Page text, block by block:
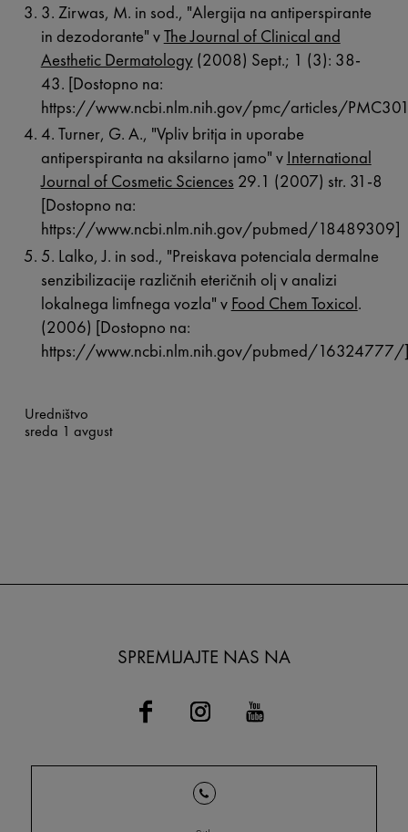
3. Zirwas, M. in sod., "Alergija na antiperspirante
in dezodorante" vThe Journal of Clinical and
Aesthetic Dermatology(2008) Sept.; 1 (3): 38-
43. [Dostopno na:
https://www.ncbi.nlm.nih.gov/pmc/articles/
4. Turner, G. A., "Vpliv britja in uporabe
antiperspiranta na aksilarno jamo" v International
Journal of Cosmetic Sciences 29.1 (2007) str. 31-8
[Dostopno na:
https://www.ncbi.nlm.nih.gov/pubmed/18489309]
5. Lalko, J. in sod., "Preiskava potenciala dermalne
senzibilizacije različnih eteričnih olj v analizi
lokalnega limfnega vozla" v Food Chem Toxicol.
(2006) [Dostopno na:
https://www.ncbi.nlm.nih.gov/pubmed/16324777/]
Uredništvo
sreda 1 avgust
SPREMLJAJTE NAS NA